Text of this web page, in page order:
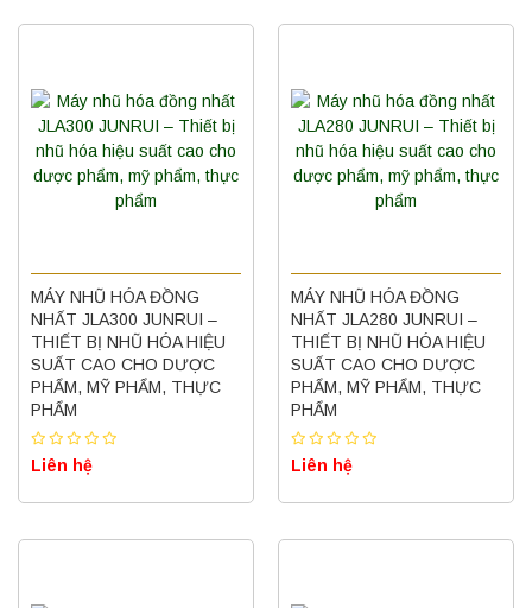
MÁY NHŨ HÓA ĐỒNG
NHẤT JLA300 JUNRUI –
THIẾT BỊ NHŨ HÓA HIỆU
SUẤT CAO CHO DƯỢC
PHẨM, MỸ PHẨM, THỰC
PHẨM
Liên hệ
MÁY NHŨ HÓA ĐỒNG
NHẤT JLA280 JUNRUI –
THIẾT BỊ NHŨ HÓA HIỆU
SUẤT CAO CHO DƯỢC
PHẨM, MỸ PHẨM, THỰC
PHẨM
Liên hệ